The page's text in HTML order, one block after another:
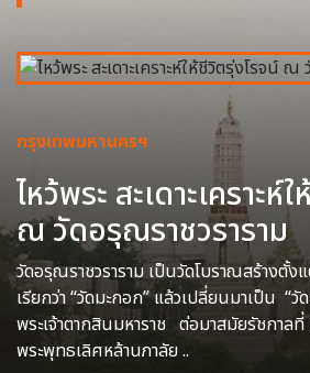
กรุงเทพมหานครฯ
ไหว้พระ สะเดาะเคราะห์
ณ วัดอรุณราชวราราม
วัดอรุณราชวราราม เป็นวัดโบราณสร้างตั้
เรียกว่า “วัดมะกอก” แล้วเปลี่ยนมาเป็น “
พระเจ้าตากสินมหาราช ต่อมาสมัยรัชกาลที่
พระพุทธเลิศหล้านภาลัย ..